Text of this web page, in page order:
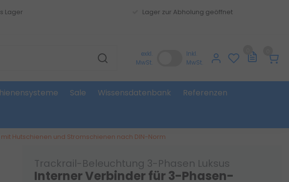
Lager Lager zur Abholung geöffnet
exkl.
MwSt.
Inkl.
MwSt.
Sale Wissensdatenbank Referenzen
Hutschienen und Stromschienen nach DIN-Norm
Trackrail-Beleuchtung 3-Phasen Luksus
Interner Verbinder für 3-Phasen-